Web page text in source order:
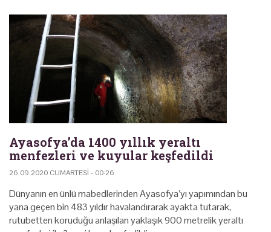
Ayasofya’da 1400 yıllık yeraltı
menfezleri ve kuyular keşfedildi
26.09.2020 CUMARTESI - 00:26
Dünyanın en ünlü mabedlerinden Ayasofya’yı yapımından bu
yana geçen bin 483 yıldır havalandırarak ayakta tutarak,
rutubetten koruduğu anlaşılan yaklaşık 900 metrelik yeraltı